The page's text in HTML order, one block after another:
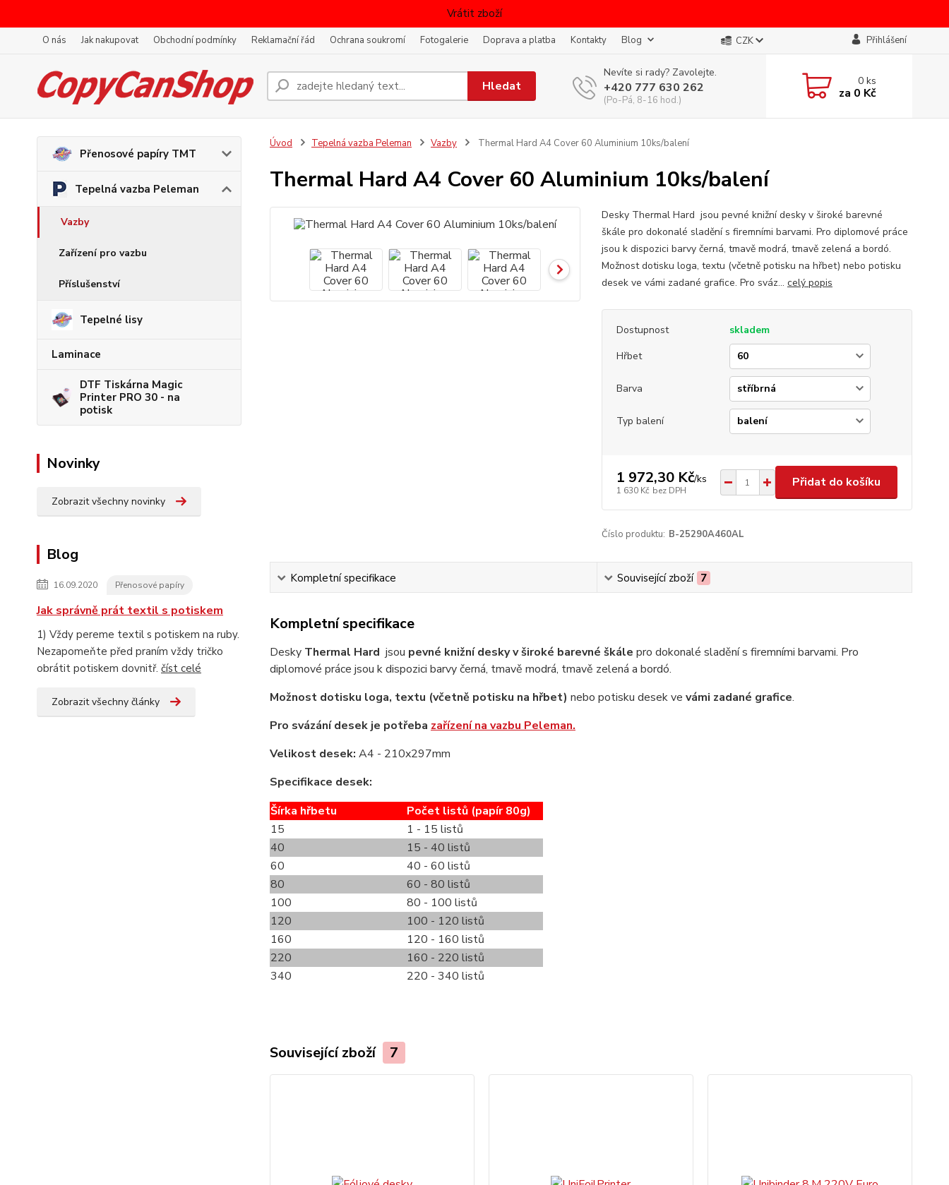
Vrátit zboží
O nás Jak nakupovat Obchodní podmínky Reklamační řád Ochrana soukromí Fotogalerie Doprava a platba Kontakty Blog CZK Přihlášení
Hledat
Nevíte si rady? Zavolejte.
+420 777 630 262
(Po-Pá, 8-16 hod.)
0ks
za 0 Kč
Přenosové papíry TMT
Tepelná vazba Peleman
Vazby
Zařízení pro vazbu
Příslušenství
Tepelné lisy
Laminace
DTF Tiskárna Magic
Printer PRO 30 - na
potisk
Novinky
Zobrazit všechny novinky
Blog
16.09.2020 Přenosové papíry
Jak správně prát textil s potiskem
1) Vždy pereme textil s potiskem na ruby.
Nezapomeňte před praním vždy tričko
obrátit potiskem dovnitř. číst celé
Zobrazit všechny články
Úvod Tepelná vazba Peleman Vazby Thermal Hard A4 Cover 60 Aluminium 10ks/balení
Thermal Hard A4 Cover 60 Aluminium 10ks/balení
Desky Thermal Hard jsou pevné knižní desky v široké barevné
škále pro dokonalé sladění s firemními barvami. Pro diplomové práce
jsou k dispozici barvy černá, tmavě modrá, tmavě zelená a bordó.
Možnost dotisku loga, textu (včetně potisku na hřbet) nebo potisku
desek ve vámi zadané grafice. Pro sváz... celý popis
Dostupnost
skladem
Hřbet
Barva
Typ balení
1 972,30 Kč/ks
1 630 Kč bez DPH
Přidat do košíku
Číslo produktu: B-25290A460AL
Kompletní specifikace Související zboží 7
Kompletní specifikace
Desky Thermal Hard jsou pevné knižní desky v široké barevné škále pro dokonalé sladění s firemními barvami. Pro
diplomové práce jsou k dispozici barvy černá, tmavě modrá, tmavě zelená a bordó.
Možnost dotisku loga, textu (včetně potisku na hřbet) nebo potisku desek ve vámi zadané grafice.
Pro svázání desek je potřeba zařízení na vazbu Peleman.
Velikost desek: A4 - 210x297mm
Specifikace desek:
Šírka hřbetu
Počet listů (papír 80g)
15
1 - 15 listů
40
15 - 40 listů
60
40 - 60 listů
80
60 - 80 listů
100
80 - 100 listů
120
100 - 120 listů
160
120 - 160 listů
220
160 - 220 listů
340
220 - 340 listů
Související zboží 7